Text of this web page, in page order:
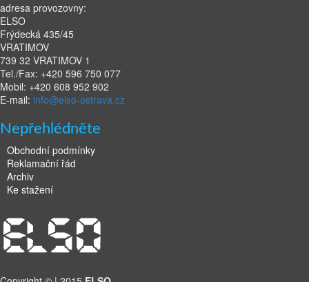
adresa provozovny:
ELSO
Frýdecká 435/45
VRATIMOV
739 32 VRATIMOV 1
Tel./Fax: +420 596 750 077
Mobil: +420 608 952 902
E-mail: info@elso-ostrava.cz
Nepřehlédněte
Obchodní podmínky
Reklamační řád
Archiv
Ke stažení